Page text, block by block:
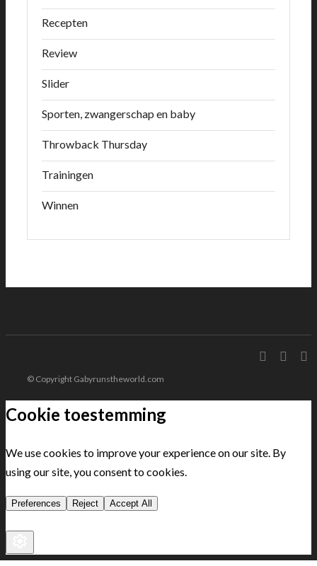
Recepten
Review
Slider
Sporten, zwangerschap en baby
Throwback Thursday
Trainingen
Winnen
© Copyright Gabyrunstheworld.com